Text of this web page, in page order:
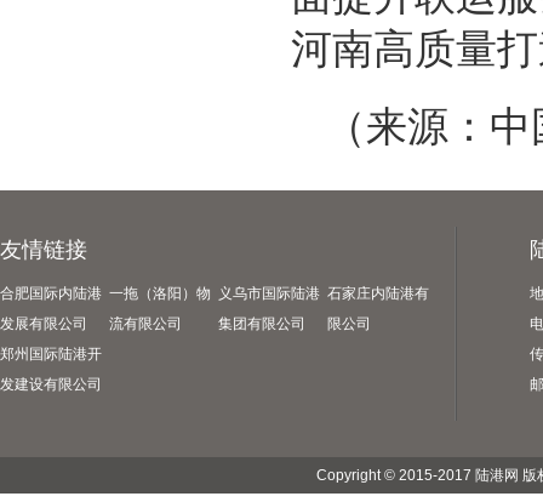
河南高质量
（来源：
友情链接
合肥国际内陆港
发展有限公司
一拖（洛阳）物
流有限公司
义乌市国际陆港
集团有限公司
石家庄内陆港有
限公司
郑州国际陆港开
发建设有限公司
Copyright © 2015-2017 陆港网 版